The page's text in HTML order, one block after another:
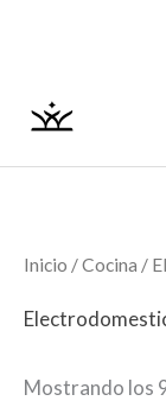
Inicio /Cocina /
Mostrando los